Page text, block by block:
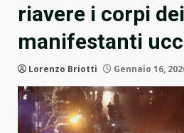
riavere i corpi dei
manifestanti
Lorenzo Briotti Gennaio 16,